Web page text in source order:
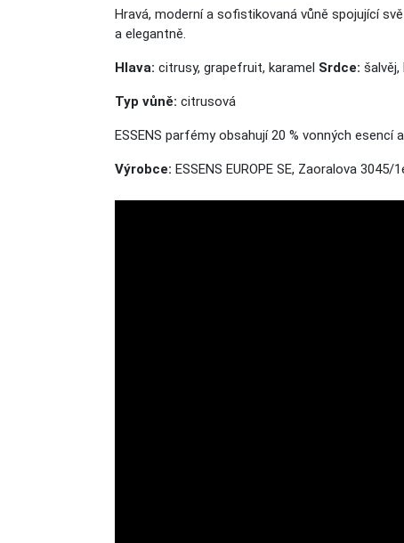
Hravá, moderní a sofistikovaná vůně spojující
a elegantně.
Hlava: citrusy, grapefruit, karamel Srdce:
Typ vůně: citrusová
ESSENS parfémy obsahují 20 % vonných esencí
Výrobce: ESSENS EUROPE SE, Zaoralova 3045/